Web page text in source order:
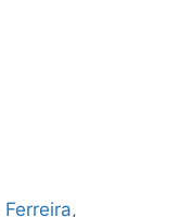
Ferreira,